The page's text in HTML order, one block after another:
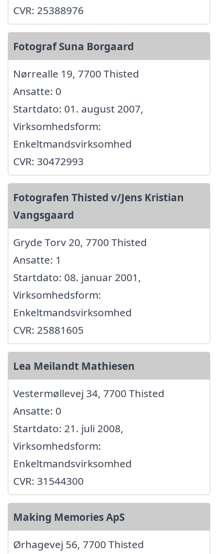
CVR: 25388976
Fotograf Suna Borgaard
Nørrealle 19, 7700 Thisted
Ansatte: 0
Startdato: 01. august 2007,
Virksomhedsform:
Enkeltmandsvirksomhed
CVR: 30472993
Fotografen Thisted v/Jens Kristian
Vangsgaard
Gryde Torv 20, 7700 Thisted
Ansatte: 1
Startdato: 08. januar 2001,
Virksomhedsform:
Enkeltmandsvirksomhed
CVR: 25881605
Lea Meilandt Mathiesen
Vestermøllevej 34, 7700 Thisted
Ansatte: 0
Startdato: 21. juli 2008,
Virksomhedsform:
Enkeltmandsvirksomhed
CVR: 31544300
Making Memories ApS
Ørhagevej 56, 7700 Thisted